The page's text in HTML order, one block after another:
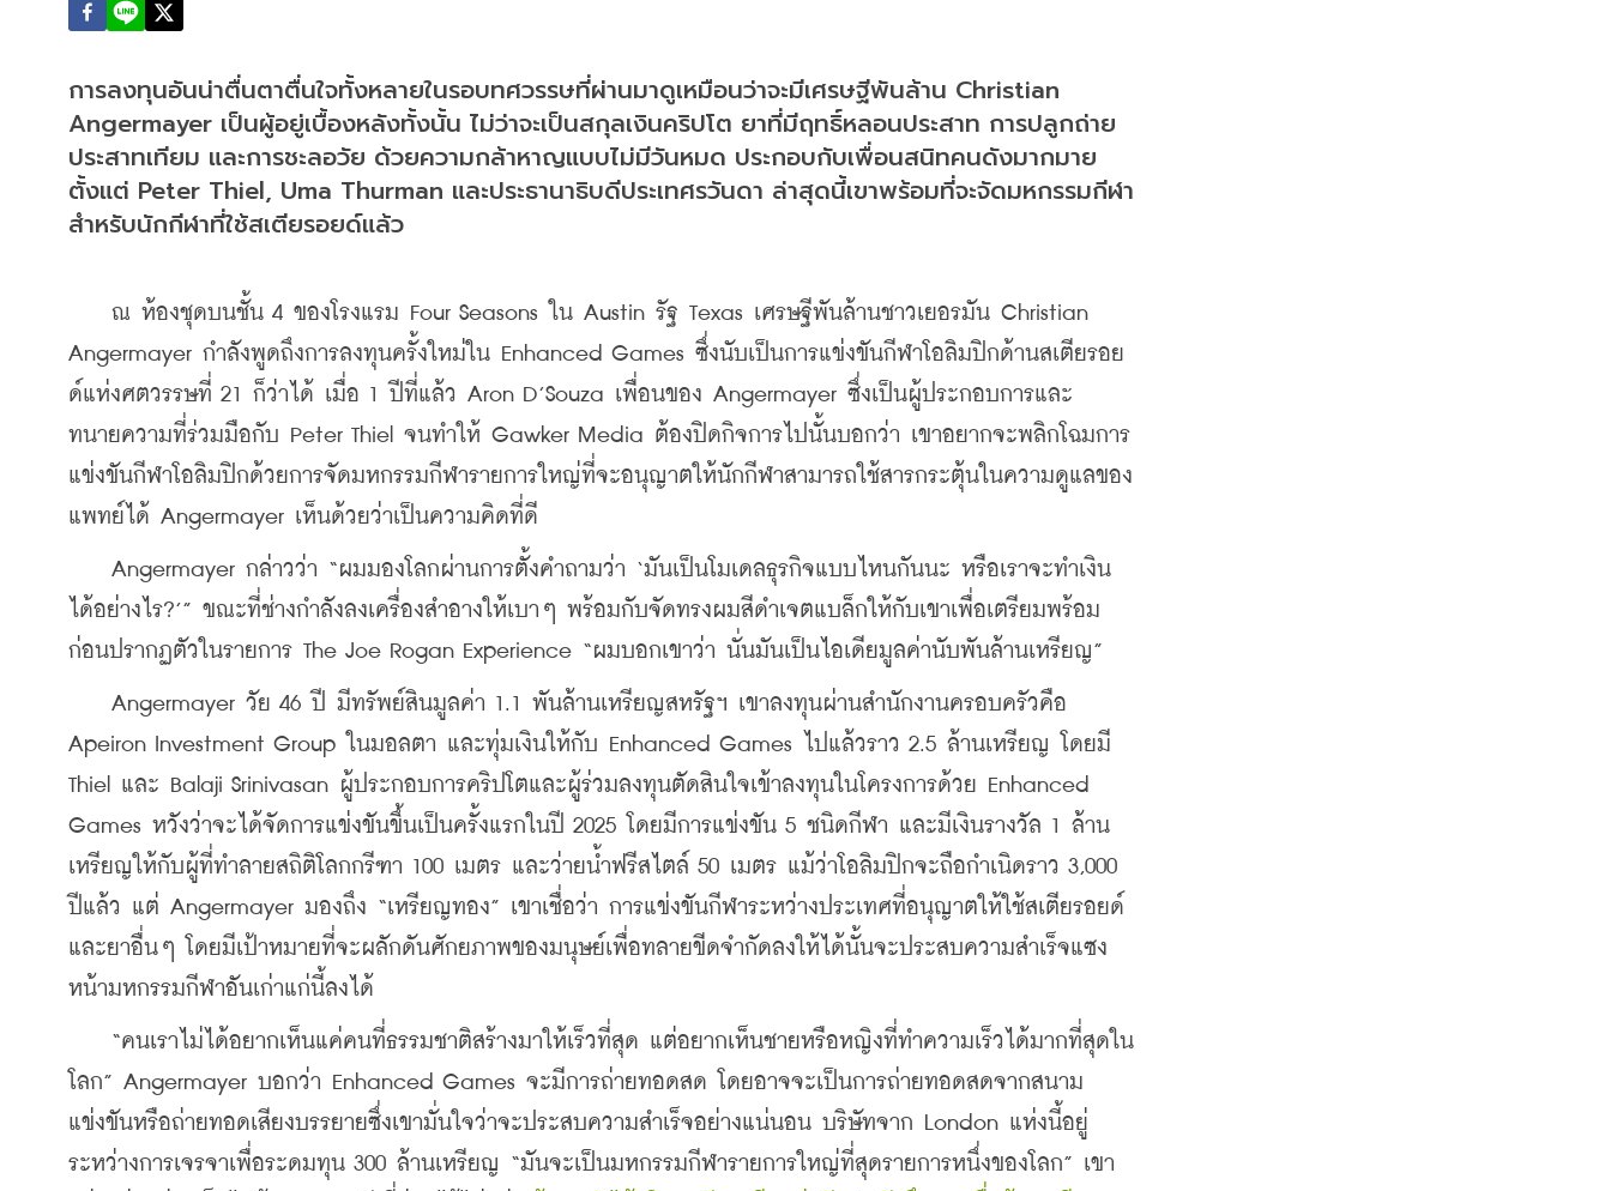
การลงทุนอันน่าตื่นตาตื่นใจทั้งหลายในรอบทศวรรษที่ผ่านมาดูเหมือนว่าจะมีเศรษฐีพันล้าน Christian
Angermayer เป็นผู้อยู่เบื้องหลังทั้งนั้น ไม่ว่าจะเป็นสกุลเงินคริปโต ยาที่มีฤทธิ์หลอนประสาท การปลูกถ่าย
ประสาทเทียม และการชะลอวัย ด้วยความกล้าหาญแบบไม่มีวันหมด ประกอบกับเพื่อนสนิทคนดังมากมาย
ตั้งแต่ Peter Thiel, Uma Thurman และประธานาธิบดีประเทศรวันดา ล่าสุดนี้เขาพร้อมที่จะจัดมหกรรมกีฬา
สำหรับนักกีฬาที่ใช้สเตียรอยด์แล้ว
ณ ห้องชุดบนชั้น 4 ของโรงแรม Four Seasons ใน Austin รัฐ Texas เศรษฐีพันล้านชาวเยอรมัน Christian
Angermayer กำลังพูดถึงการลงทุนครั้งใหม่ใน Enhanced Games ซึ่งนับเป็นการแข่งขันกีฬาโอลิมปิกด้านสเตียรอย
ด์แห่งศตวรรษที่ 21 ก็ว่าได้ เมื่อ 1 ปีที่แล้ว Aron D’Souza เพื่อนของ Angermayer ซึ่งเป็นผู้ประกอบการและ
ทนายความที่ร่วมมือกับ Peter Thiel จนทำให้ Gawker Media ต้องปิดกิจการไปนั้นบอกว่า เขาอยากจะพลิกโฉมการ
แข่งขันกีฬาโอลิมปิกด้วยการจัดมหกรรมกีฬารายการใหญ่ที่จะอนุญาตให้นักกีฬาสามารถใช้สารกระตุ้นในความดูแลของ
แพทย์ได้ Angermayer เห็นด้วยว่าเป็นความคิดที่ดี
Angermayer กล่าวว่า “ผมมองโลกผ่านการตั้งคำถามว่า ‘มันเป็นโมเดลธุรกิจแบบไหนกันนะ หรือเราจะทำเงิน
ได้อย่างไร?’” ขณะที่ช่างกำลังลงเครื่องสำอางให้เบาๆ พร้อมกับจัดทรงผมสีดำเจตแบล็กให้กับเขาเพื่อเตรียมพร้อม
ก่อนปรากฏตัวในรายการ The Joe Rogan Experience “ผมบอกเขาว่า นั่นมันเป็นไอเดียมูลค่านับพันล้านเหรียญ”
Angermayer วัย 46 ปี มีทรัพย์สินมูลค่า 1.1 พันล้านเหรียญสหรัฐฯ เขาลงทุนผ่านสำนักงานครอบครัวคือ
Apeiron Investment Group ในมอลตา และทุ่มเงินให้กับ Enhanced Games ไปแล้วราว 2.5 ล้านเหรียญ โดยมี
Thiel และ Balaji Srinivasan ผู้ประกอบการคริปโตและผู้ร่วมลงทุนตัดสินใจเข้าลงทุนในโครงการด้วย Enhanced
Games หวังว่าจะได้จัดการแข่งขันขึ้นเป็นครั้งแรกในปี 2025 โดยมีการแข่งขัน 5 ชนิดกีฬา และมีเงินรางวัล 1 ล้าน
เหรียญให้กับผู้ที่ทำลายสถิติโลกกรีฑา 100 เมตร และว่ายน้ำฟรีสไตล์ 50 เมตร แม้ว่าโอลิมปิกจะถือกำเนิดราว 3,000
ปีแล้ว แต่ Angermayer มองถึง “เหรียญทอง” เขาเชื่อว่า การแข่งขันกีฬาระหว่างประเทศที่อนุญาตให้ใช้สเตียรอยด์
และยาอื่นๆ โดยมีเป้าหมายที่จะผลักดันศักยภาพของมนุษย์เพื่อทลายขีดจำกัดลงให้ได้นั้นจะประสบความสำเร็จแซง
หน้ามหกรรมกีฬาอันเก่าแก่นี้ลงได้
“คนเราไม่ได้อยากเห็นแค่คนที่ธรรมชาติสร้างมาให้เร็วที่สุด แต่อยากเห็นชายหรือหญิงที่ทำความเร็วได้มากที่สุดใน
โลก” Angermayer บอกว่า Enhanced Games จะมีการถ่ายทอดสด โดยอาจจะเป็นการถ่ายทอดสดจากสนาม
แข่งขันหรือถ่ายทอดเสียงบรรยายซึ่งเขามั่นใจว่าจะประสบความสำเร็จอย่างแน่นอน บริษัทจาก London แห่งนี้อยู่
ระหว่างการเจรจาเพื่อระดมทุน 300 ล้านเหรียญ “มันจะเป็นมหกรรมกีฬารายการใหญ่ที่สุดรายการหนึ่งของโลก” เขา